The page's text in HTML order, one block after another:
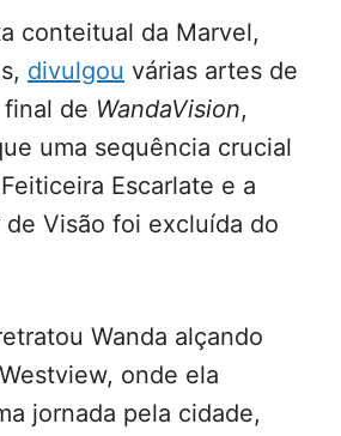
conteitual da Marvel,
divulgou várias artes de
de WandaVision,
uma sequência crucial
Escarlate e a
Visão foi excluída do
Wanda alçando
onde ela
jornada pela cidade,